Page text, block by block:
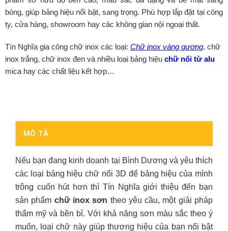
bóng, giúp bảng hiệu nổi bật, sang trọng. Phù hợp lắp đặt tại công
ty, cửa hàng, showroom hay các không gian nội ngoại thất.
Tín Nghĩa gia công chữ inox các loại: Chữ inox vàng gương, chữ
inox trắng, chữ inox đen và nhiều loại bảng hiệu chữ nổi từ alu
mica hay các chất liệu kết hợp…
MÔ TẢ
Nếu bạn đang kinh doanh tại Bình Dương và yêu thích
các loại bảng hiệu chữ nổi 3D để bảng hiệu của mình
trông cuốn hút hơn thì Tín Nghĩa giới thiệu đến bạn
sản phẩm chữ inox sơn theo yêu cầu, một giải pháp
thẩm mỹ và bền bỉ. Với khả năng sơn màu sắc theo ý
muốn, loại chữ này giúp thương hiệu của bạn nổi bật